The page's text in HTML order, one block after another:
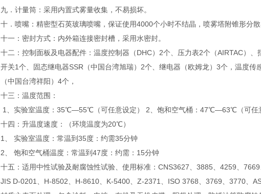
九．计量筒：采用内置式雾量收集，不易损坏。
十．喷嘴：精密型石英玻璃喷嘴，保证使用4000个小时不结晶，喷雾塔附锥形分
十一：密封方式：内外箱连接密封槽，采用水密封。
十二：控制面板及电器配件：温度控制器（DHC）2个、压力表2个（AIRTAC）
开关1个、固态继电器SSR（中国台湾旭瑞）2个、继电器（欧姆龙）3个，温度
（中国台湾祥阳）4个，
十三：温度范围：
1、实验室温度：35℃—55℃（可任意设定） 2、饱和空气桶：47℃—63℃（可任
十四：升温度速度：（环境温度为20℃）
1、 实验室温度：常温到35度：约需35分钟
2、 饱和空气桶温度：常温到47度：约需：15分钟
十五：适用中性试验及耐腐蚀性试验、使用标准：CNS3627、3885、4259、
JIS D-0201、H-8502、H-8610、K-5400、Z-2371、ISO 3768、3769、3770、